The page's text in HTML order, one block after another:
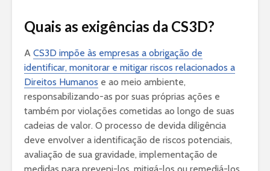
Quais as exigências da CS3D?
A CS3D impõe às empresas a obrigação de
identificar, monitorar e mitigar riscos relacionados a
Direitos Humanos e ao meio ambiente,
responsabilizando-as por suas próprias ações e
também por violações cometidas ao longo de suas
cadeias de valor. O processo de devida diligência
deve envolver a identificação de riscos potenciais,
avaliação de sua gravidade, implementação de